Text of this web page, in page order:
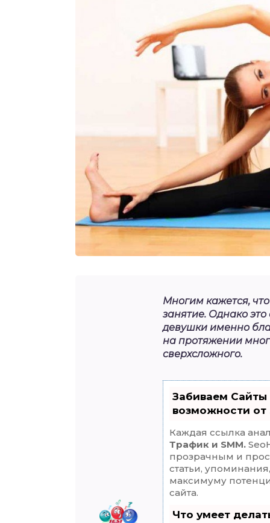
Многим кажется,
занятие. Однако
девушки именно
на протяжении
сверхсложного.
Забиваем
возможности от
Каждая ссылка
Трафик и SMM.
прозрачным и
статьи,
максимуму
сайта.
Что умеет